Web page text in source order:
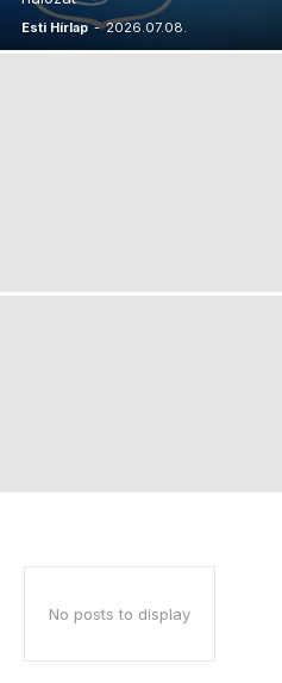
Esti Hírlap - 2026.07.08.
No posts to display